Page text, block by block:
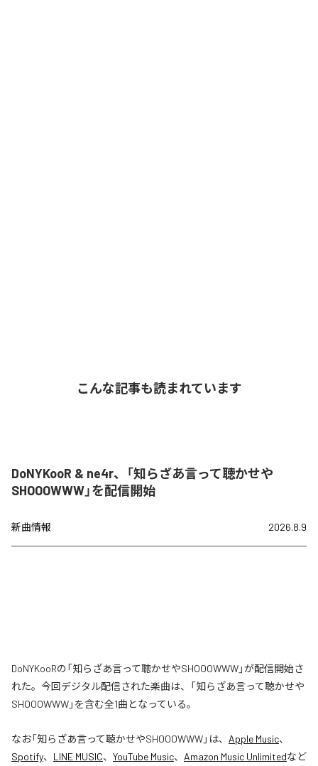
こんな記事も読まれています
DoNYKooR & ne4r、「知らざあ言って聴かせや
SHOOOWWW」を配信開始
新曲情報 2026.8.9
DoNYKooRの「知らざあ言って聴かせやSHOOOWWW」が配信開始さ
れた。今回デジタル配信された楽曲は、「知らざあ言って聴かせや
SHOOOWWW」を含む全1曲となっている。
なお「知らざあ言って聴かせやSHOOOWWW」は、 Apple Music、
Spotify、 LINE MUSIC、 YouTube Music、 Amazon Music Unlimitedなど